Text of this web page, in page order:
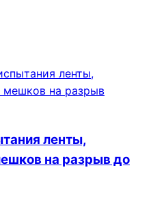
ленты,
на разрыв до